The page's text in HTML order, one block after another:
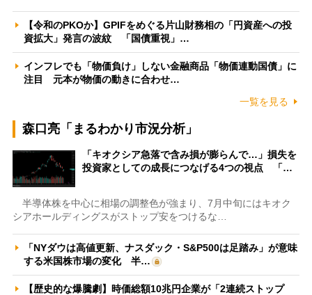
【令和のPKOか】GPIFをめぐる片山財務相の「円資産への投
資拡大」発言の波紋 「国債重視」…
インフレでも「物価負け」しない金融商品「物価連動国債」に
注目 元本が物価の動きに合わせ…
一覧を見る
森口亮「まるわかり市況分析」
「キオクシア急落で含み損が膨らんで…」損失を
投資家としての成長につなげる4つの視点 「…
半導体株を中心に相場の調整色が強まり、7月中旬にはキオク
シアホールディングスがストップ安をつけるな…
「NYダウは高値更新、ナスダック・S&P500は足踏み」が意味
する米国株市場の変化 半…
【歴史的な爆騰劇】時価総額10兆円企業が「2連続ストップ